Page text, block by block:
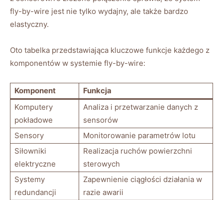
fly-by-wire ⁢jest nie tylko‌ wydajny,⁣ ale‌ także bardzo
elastyczny.
Oto tabelka⁢ przedstawiająca kluczowe funkcje każdego z
‌komponentów w ‌systemie fly-by-wire:
Komponent
Funkcja
Komputery
pokładowe
Analiza ‌i przetwarzanie danych z ​
sensorów
Sensory
Monitorowanie parametrów lotu
Siłowniki
elektryczne
Realizacja ruchów powierzchni⁤
sterowych
Systemy
redundancji
Zapewnienie ⁣ciągłości działania w⁤
razie⁤ awarii